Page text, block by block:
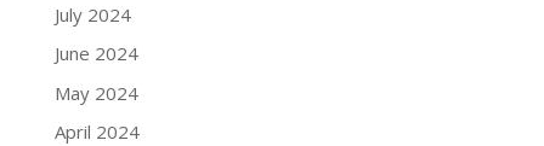
July 2024
June 2024
May 2024
April 2024